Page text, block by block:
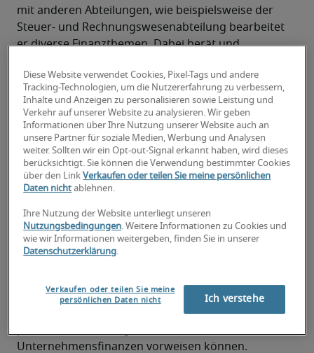
mit anderen Abteilungen, wie beispielsweise der
Steuer- und Rechnungswesenabteilung bearbeitet
er diverse Finanzthemen. Dabei berät und
die das Unternehmen als Ganzes betreffen. Bei
Umstrukturierungen und Neugründungen bewertet
er die Auswirkungen auf die Unternehmensfinanzen
und schafft Lösungen für neue finanzielle
Herausforderungen, indem er sein Fachwissen zum
Einsatz bringt. Der Treasurer berichtet dem
Vorstand regelmäßig über spezifische
Finanzthemen und bereitet dafür Präsentationen
vor.
Für die Position eines Treasurers wird
typischerweise ein betriebswirtschaftliches Studium
kaufmännische Ausbildung mit entsprechender
Weiterbildung vorausgesetzt. Er sollte fundierte
Unternehmensfinanzen vorweisen können.
Diese Website verwendet Cookies, Pixel-Tags und andere
Tracking-Technologien, um die Nutzererfahrung zu verbessern,
Inhalte und Anzeigen zu personalisieren sowie Leistung und
Verkehr auf unserer Website zu analysieren. Wir geben
Informationen über Ihre Nutzung unserer Website auch an
unsere Partner für soziale Medien, Werbung und Analysen
weiter. Sollten wir ein Opt-out-Signal erkannt haben, wird dieses
berücksichtigt. Sie können die Verwendung bestimmter Cookies
über den LinkVerkaufen oder teilen Sie meine persönlichen
Daten nicht ablehnen.
Ihre Nutzung der Website unterliegt unseren
Nutzungsbedingungen. Weitere Informationen zu Cookies und
wie wir Informationen weitergeben, finden Sie in unserer
Datenschutzerklärung.
Verkaufen oder teilen Sie meine
persönlichen Daten nicht
Ich verstehe